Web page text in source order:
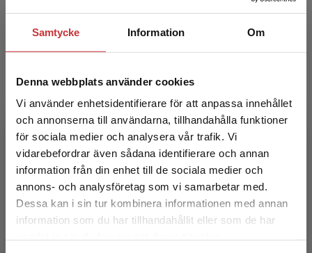
Samtycke Information Om
Denna webbplats använder cookies
Vi använder enhetsidentifierare för att anpassa innehållet
och annonserna till användarna, tillhandahålla funktioner
för sociala medier och analysera vår trafik. Vi
vidarebefordrar även sådana identifierare och annan
information från din enhet till de sociala medier och
annons- och analysföretag som vi samarbetar med.
Dessa kan i sin tur kombinera informationen med annan
information som du har tillhandahållit eller som de har
Begränsad fraktregion
Det verkar som att du besöker
studentlitteratur.se via en enhet utanför Sverige.
249 kr
inkl. moms
Exkl. moms: 235 kr
Etiska perspektiv på specialpedagogers
yrkesroll och värdepedagogiska praktik
Öhman, A (red.)